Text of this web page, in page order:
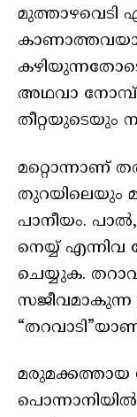
മുത്താഴവെടി
അഥവാ നോമ്പ്
തീറ്റയുടെയും
മറ്റൊന്നാണ്
തുറയിലെയും
പാനീയം. പാല്‍,
നെയ്യ് എന്നിവ
ചെയ്യുക.
സജീവമാകുന്ന
മരുമക്കത്തായ